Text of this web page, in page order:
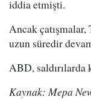
iddia etmişti.
Ancak çatışmalar,
uzun süredir
ABD,
Kaynak: Mepa